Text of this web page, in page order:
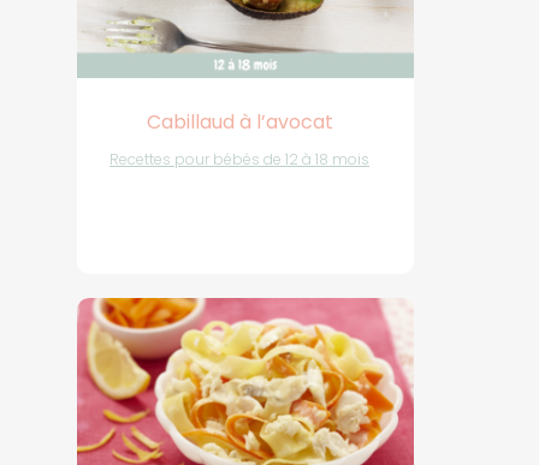
Cabillaud à l’avocat
Recettes pour bébés de 12 à 18 mois